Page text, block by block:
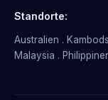
Standorte:
Australien .
Malaysia .